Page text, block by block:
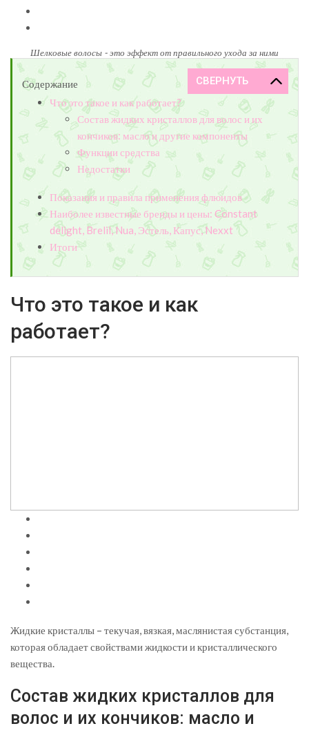
Шелковые волосы - это эффект от правильного ухода за ними
Содержание
Что это такое и как работает?
Состав жидких кристаллов для волос и их
кончиков: масло и другие компоненты
Функции средства
Недостатки
Показания и правила применения флюидов
Наиболее известные бренды и цены: Constant
delight, Brelil, Nua, Эстель, Капус, Nexxt
Итоги
Что это такое и как
работает?
Жидкие кристаллы – текучая, вязкая, маслянистая субстанция,
которая обладает свойствами жидкости и кристаллического
вещества.
Состав жидких кристаллов для
волос и их кончиков: масло и